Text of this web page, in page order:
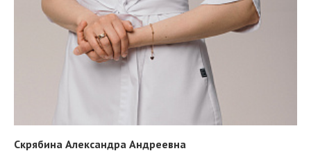
Скрябина Александра Андреевна